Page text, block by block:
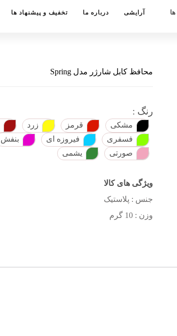
آرایشی درباره ما تخفیف و پیشنهاد ها
محافظ کابل شارژر مدل Spring
رنگ :
مشکی قرمز زرد
فسفری
فیروزه ای بنفش
صورتی
یشمی
ویژگی های کالا
جنس : پلاستیک
وزن : 10 گرم